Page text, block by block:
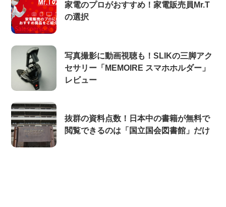
家電のプロがおすすめ！家電販売員Mr.T
の選択
写真撮影に動画視聴も！SLIKの三脚アク
セサリー「MEMOIRE スマホホルダー」
レビュー
抜群の資料点数！日本中の書籍が無料で
閲覧できるのは「国立国会図書館」だけ